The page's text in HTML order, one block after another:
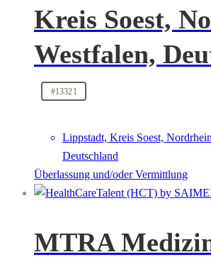
Kreis Soest,
Westfalen,
#13321
Lippstadt, Kreis Soest,
Deutschland
Überlassung und/oder Vermittlung
MTRA